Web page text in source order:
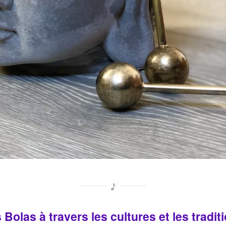
Bolas à travers les cultures et les